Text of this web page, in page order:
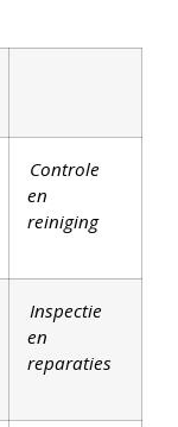
Controle
en
reiniging
Inspectie
en
reparaties